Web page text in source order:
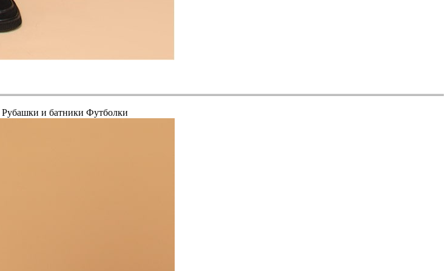
Рубашки и батники Футболки